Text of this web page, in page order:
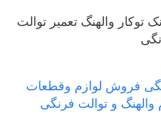
توکار والهنگ تعمیر توالت
فروش لوازم وقطعات
و توالت فرنگی